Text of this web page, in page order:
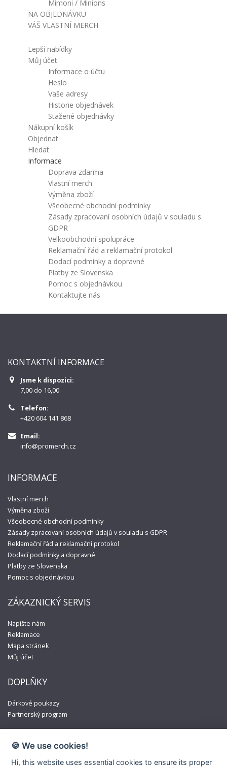
Mimoni / Minions
NA OBJEDNÁVKU
VÁŠ VLASTNÍ MERCH
Lepší nabídky
Můj účet
Informace o účtu
Heslo
Vaše adresy
Historie objednávek
Stažené objednávky
Nákupní košík
Objednat
Hledat
Informace
Doprava zdarma
Vlastní merch
Výměna zboží
Všeobecné obchodní podmínky
Zásady zpracovaní osobních údajů v souladu s
GDPR
Velkoobchodní spolupráce
Reklamační řád a reklamační protokol
Dodací podmínky a dopravné
Platby ze Slovenska
Pomoc s objednávkou
Kontaktujte nás
KONTAKTNÍ INFORMACE
Jsme k dispozici:
7,00 do 16,00
Telefon:
+420 604 141 868
Email:
info@promerch.cz
INFORMACE
Vlastní merch
Výměna zboží
Všeobecné obchodní podmínky
Zásady zpracovaní osobních údajů v souladu s GDPR
Reklamační řád a reklamační protokol
Dodací podmínky a dopravné
Platby ze Slovenska
Pomoc s objednávkou
ZÁKAZNICKÝ SERVIS
Napište nám
Reklamace
Mapa stránek
Můj účet
DOPLŇKY
Dárkové poukazy
Partnerský program
🍪 We use cookies!
Hi, this website uses essential cookies to ensure its proper